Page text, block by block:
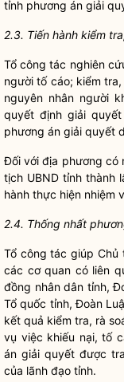
tỉnh phương án giải
2.3. Tiến hành kiểm
Tổcông tác nghiên
người tố cáo; kiểm
nguyên nhân người
quyết định giải
phương án giải quyết
Đối với địa phương có
tịch UBND tỉnh thành
hành thực hiện nhiệm
2.4. Thống nhất
Tổ công tác giúp Chủ
các cơ quan có liên
đồng nhân dân tỉnh,
Tổ quốc tỉnh, Đoàn
kết quả kiểm tra, rà
vụ việc khiếu nại, tố
án giải quyết được
của lãnh đạo tỉnh.